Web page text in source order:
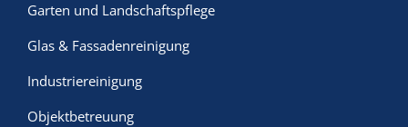
Garten und Landschaftspflege
Glas & Fassadenreinigung
Industriereinigung
Objektbetreuung